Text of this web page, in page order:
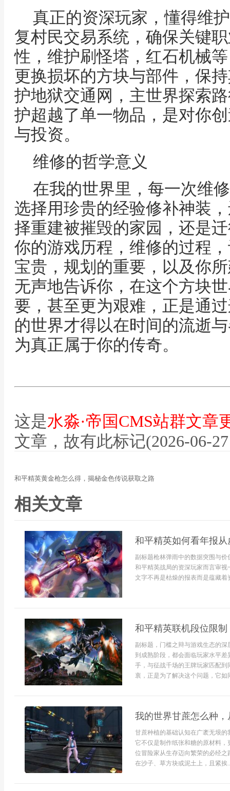
真正的资深玩家，懂得维
复村民交易系统，确保关键
性，维护刷怪塔，红石机械
更换损坏的方块与部件，保
护地狱交通网，主世界探索
护超越了单一物品，是对你
与投资。
维修的哲学意义
在我的世界里，每一次维
选择用珍贵的经验修补神装
择重建被摧毁的家园，还是
你的游戏历程，维修的过程
宝贵，规划的重要，以及你
无声地告诉你，在这个方块
要，甚至更为艰难，正是通
的世界才得以在时间的流逝
为真正属于你的传奇。
这是水淼·帝国CMS站群文章
文章，故有此标记(2026-06-
和平精英黄金枪怎么得，揭秘金色传说获取之路
相关文章
和平精英如何看年报
副标题枪林弹雨中的数据突围与
和平精英战局的资深玩家而言审
文字不再是枯燥的报表而是蕴藏
和平精英联机段位限
副标题，门槛之辩与游戏生态的
到成熟阶段，都会面临玩家水平
手，与征战千场的王牌玩家匹配
衷，正是为了解决这个问题，它
我的世界甘蔗怎么种
甘蔗种植的基础认知在广袤无垠
它不仅是制作纸张和糖的原材料
位冒险家从生存迈向繁荣的必经
在沙子、草方块或泥土上，且紧挨